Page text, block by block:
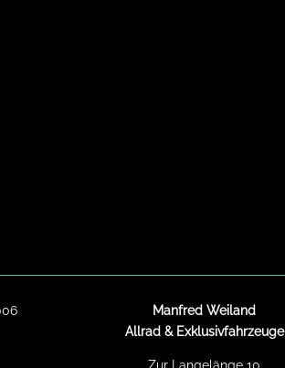
Manfred Weiland
Allrad & Exklusivfahrzeuge
Zur Langelänge 10